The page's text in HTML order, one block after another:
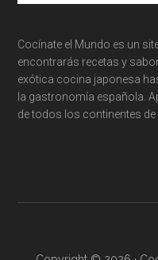
Cocínate el Mundo es un
encontrarás recetas y
exótica cocina japonesa
la gastronomía española.
de todos los continentes